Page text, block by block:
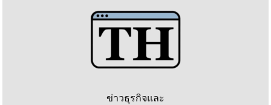
ข่าวธุรกิจและ